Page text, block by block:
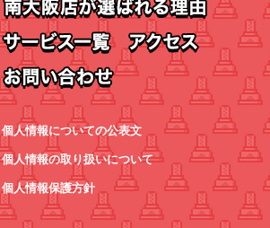
個人情報についての公表文
個人情報の取り扱いについて
個人情報保護方針